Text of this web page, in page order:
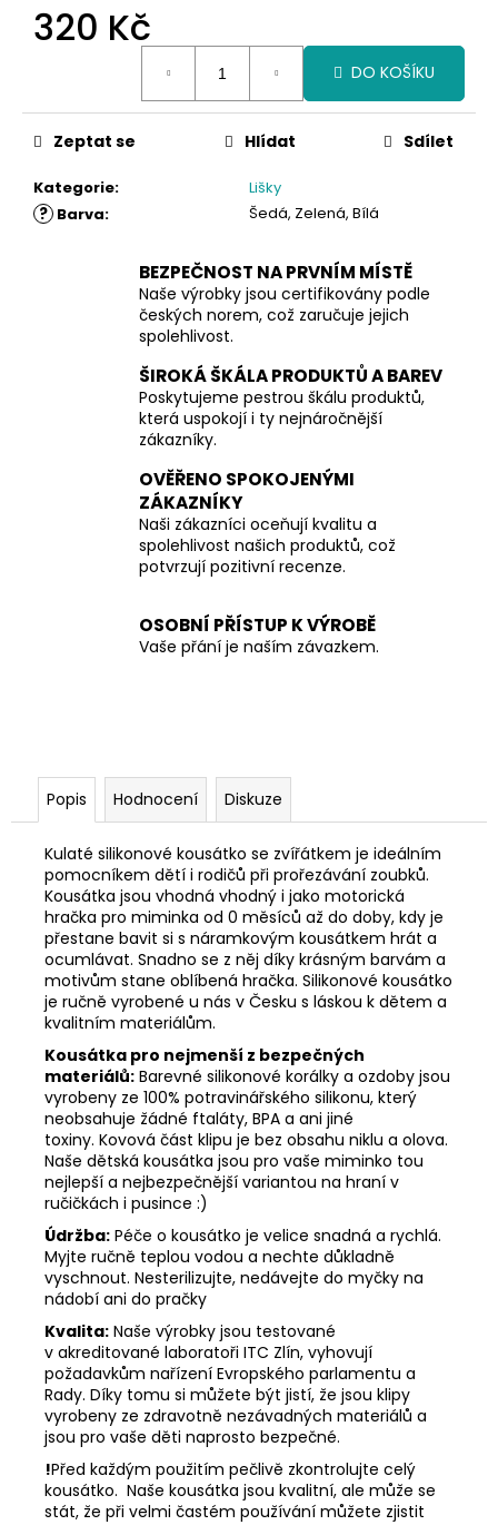
320 Kč
DO KOŠÍKU
Kategorie: Lišky
? Barva: Šedá, Zelená, Bílá
Zeptat se Hlídat Sdílet
BEZPEČNOST NA PRVNÍM MÍSTĚ
Naše výrobky jsou certifikovány podle
českých norem, což zaručuje jejich
spolehlivost.
ŠIROKÁ ŠKÁLA PRODUKTŮ A BAREV
Poskytujeme pestrou škálu produktů,
která uspokojí i ty nejnáročnější
zákazníky.
OVĚŘENO SPOKOJENÝMI
ZÁKAZNÍKY
Naši zákazníci oceňují kvalitu a
spolehlivost našich produktů, což
potvrzují pozitivní recenze.
OSOBNÍ PŘÍSTUP K VÝROBĚ
Vaše přání je naším závazkem.
Popis Hodnocení Diskuze
Kulaté silikonové kousátko se zvířátkem je ideálním
pomocníkem dětí i rodičů při prořezávání zoubků.
Kousátka jsou vhodná vhodný i jako motorická
hračka pro miminka od 0 měsíců až do doby, kdy je
přestane bavit si s náramkovým kousátkem hrát a
ocumlávat. Snadno se z něj díky krásným barvám a
motivům stane oblíbená hračka. Silikonové kousátko
je ručně vyrobené u nás v Česku s láskou k dětem a
kvalitním materiálům.
Kousátka pro nejmenší z bezpečných
materiálů: Barevné silikonové korálky a ozdoby jsou
vyrobeny ze 100% potravinářského silikonu, který
neobsahuje žádné ftaláty, BPA a ani jiné
toxiny. Kovová část klipu je bez obsahu niklu a olova.
Naše dětská kousátka jsou pro vaše miminko tou
nejlepší a nejbezpečnější variantou na hraní v
ručičkách i pusince :)
Údržba: Péče o kousátko je velice snadná a rychlá.
Myjte ručně teplou vodou a nechte důkladně
vyschnout. Nesterilizujte, nedávejte do myčky na
nádobí ani do pračky
Kvalita: Naše výrobky jsou testované
v akreditované laboratoři ITC Zlín, vyhovují
požadavkům nařízení Evropského parlamentu a
Rady. Díky tomu si můžete být jistí, že jsou klipy
vyrobeny ze zdravotně nezávadných materiálů a
jsou pro vaše děti naprosto bezpečné.
!Před každým použitím pečlivě zkontrolujte celý
kousátko. Naše kousátka jsou kvalitní, ale může se
stát, že při velmi častém používání můžete zjistit